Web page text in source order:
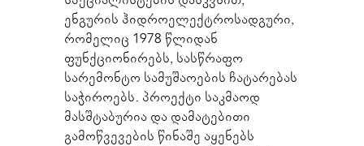
ენგურის ჰიდროელექტროსადგური,
რომელიც 1978 წლიდან
ფუნქციონირებს, სასწრაფო
სარემონტო სამუშაოების ჩატარებას
საჭიროებს. პროექტი საკმაოდ
მასშტაბურია და დამატებითი
გამოწვევების წინაშე აყენებს